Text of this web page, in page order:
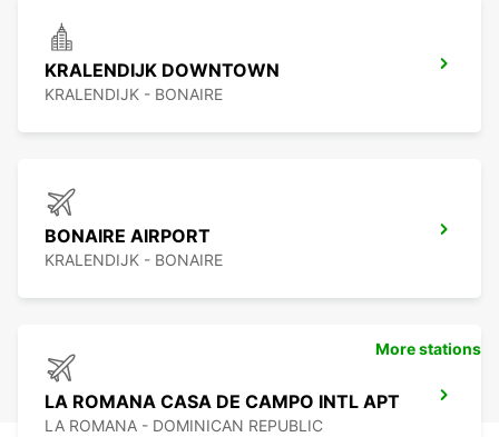
KRALENDIJK DOWNTOWN
KRALENDIJK - BONAIRE
BONAIRE AIRPORT
KRALENDIJK - BONAIRE
LA ROMANA CASA DE CAMPO INTL APT
LA ROMANA - DOMINICAN REPUBLIC
More stations